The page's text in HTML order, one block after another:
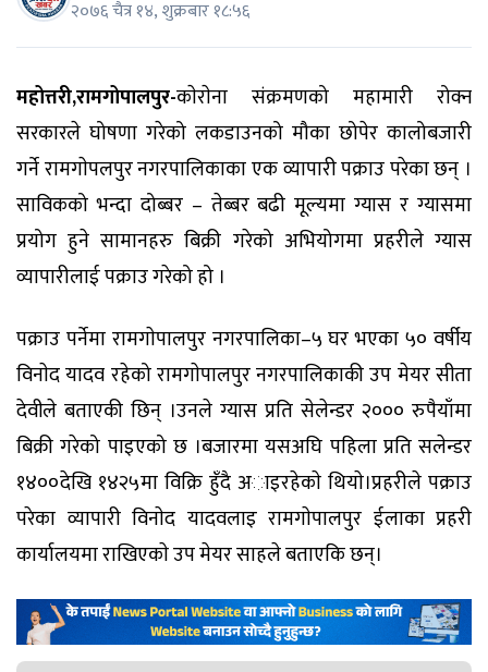
२०७६ चैत्र १४, शुक्रबार १८:५६
महोत्तरी,रामगोपालपुर-काेराेना संक्रमणको महामारी रोक्न
सरकारले घोषणा गरेको लकडाउनको मौका छोपेर कालोबजारी
गर्ने रामगाेपलपुर नगरपालिकाका एक व्यापारी पक्राउ परेका छन् ।
साविकको भन्दा दोब्बर – तेब्बर बढी मूल्यमा ग्यास र ग्यासमा
प्रयोग हुने सामानहरु बिक्री गरेको अभियोगमा प्रहरीले ग्यास
व्यापारीलाई पक्राउ गरेको हो ।
पक्राउ पर्नेमा रामगाेपालपुर नगरपालिका–५ घर भएका ५० वर्षीय
विनाेद यादव रहेको रामगाेपालपुर नगरपालिकाकी उप मेयर सीता
देवीले बताएकी छिन् ।उनले ग्यास प्रति सेलेन्डर २००० रुपैयाँमा
बिक्री गरेको पाइएको छ ।बजारमा यसअघि पहिला प्रति सलेन्डर
१४००देखि १४२५मा विक्रि हुँदै अाइरहेकाे थियाे।प्रहरीले पक्राउ
परेका व्यापारी विनाेद यादवलाइ रामगाेपालपुर ईलाका प्रहरी
कार्यालयमा राखिएकाे उप मेयर साहले बताएकि छन्।